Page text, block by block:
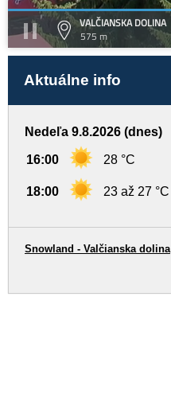
VALČIANSKA DOLINA
575 m
Aktuálne info
Nedeľa 9.8.2026 (dnes)
16:00 28 °C
18:00 23 až 27 °C
Snowland - Valčianska dolina